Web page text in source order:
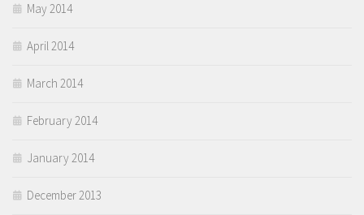
May 2014
April 2014
March 2014
February 2014
January 2014
December 2013